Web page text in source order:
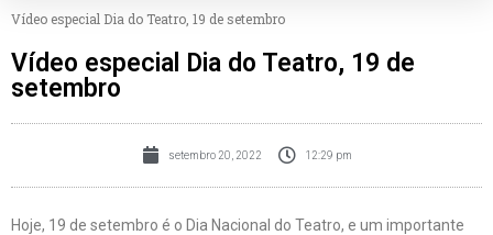
Vídeo especial Dia do Teatro, 19 de setembro
Vídeo especial Dia do Teatro, 19 de
setembro
setembro 20, 2022 12:29 pm
Hoje, 19 de setembro é o Dia Nacional do Teatro, e um importante